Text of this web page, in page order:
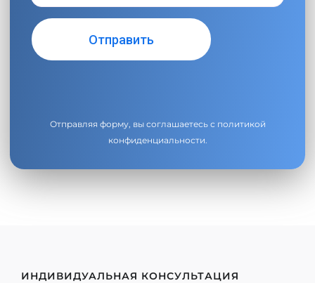
Отправляя форму, вы соглашаетесь с политикой
конфиденциальности.
ИНДИВИДУАЛЬНАЯ КОНСУЛЬТАЦИЯ